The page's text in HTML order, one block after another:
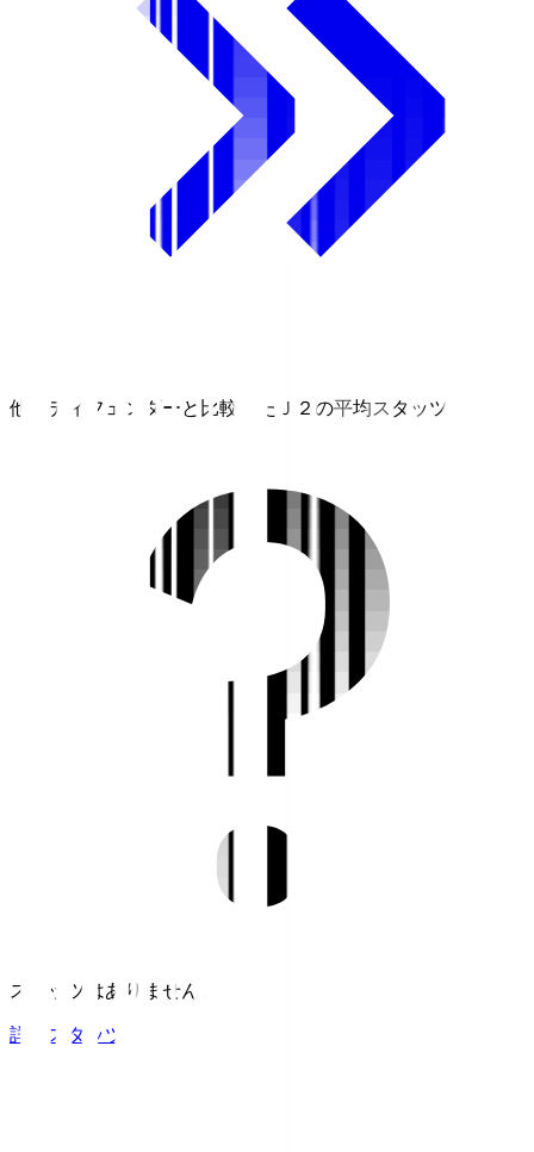
他のディフェンダーと比較したＪ２の平均スタッツ
スタッツはありません。
詳細スタッツ